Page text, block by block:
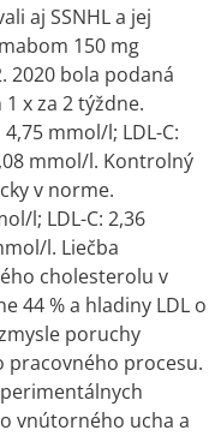
aj SSNHLa jej
150 mg
2020 bola podaná
x za 2 týždne.
mmol/l; LDL-C:
mmol/l. Kontrolný
v norme.
l; LDL-C: 2,36
l. Liečba
cholesterolu v
44 %a hladiny LDL o
poruchy
pracovného procesu.
vnútorného ucha a